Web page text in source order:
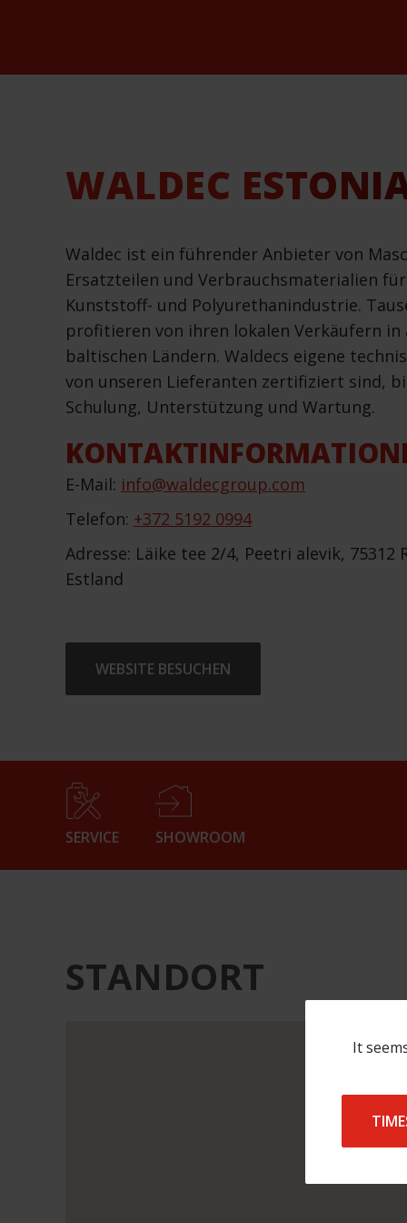
It
WALDEC
Waldec ist ein führender Anbieter von
Ersatzteilen und Verbrauchsmaterialien
Kunststoff- und Polyurethanindustrie.
profitieren von ihren lokalen Verkäufern in
baltischen Ländern. Waldecs eigene
von unseren Lieferanten zertifiziert sind,
Schulung, Unterstützung und Wartung.
E-Mail: info@waldecgroup.com
Telefon: +372 5192 0994
Adresse: Läike tee 2/4, Peetri alevik, 75312
Estland
WEBSITE BESUCHEN
SERVICE SHOWROOM
STANDORT